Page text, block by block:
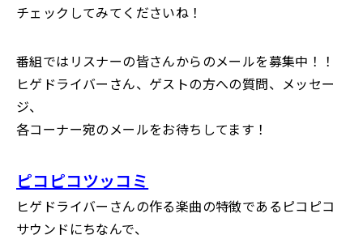
チェックしてみてくださいね！
番組ではリスナーの皆さんからのメールを募集中！！
ヒゲドライバーさん、ゲストの方への質問、メッセー
ジ、
各コーナー宛のメールをお待ちしてます！
ピコピコツッコミ
ヒゲドライバーさんの作る楽曲の特徴であるピコピコ
サウンドにちなんで、